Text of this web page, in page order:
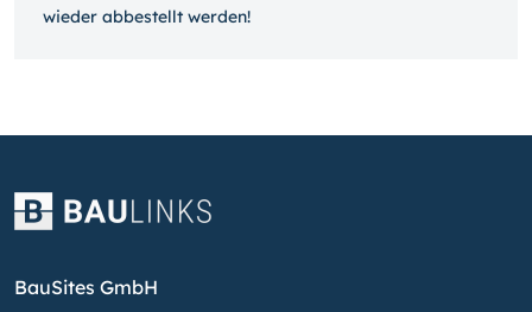
wieder ab­bestellt werden!
BauSites GmbH